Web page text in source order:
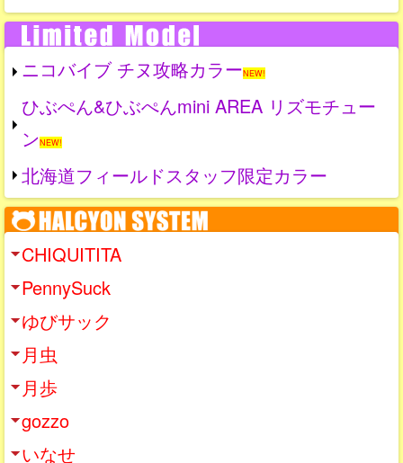
ニコバイブ チヌ攻略カラーNEW!
ひぶぺん&ひぶぺんmini AREA リズモチュー
ンNEW!
北海道フィールドスタッフ限定カラー
CHIQUITITA
PennySuck
ゆびサック
月虫
月歩
gozzo
いなせ